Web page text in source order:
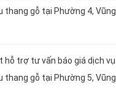
thang gỗ tại Phường 4, Vũng
hỗ trợ tư vấn báo giá dịch vụ
thang gỗ tại Phường 5, Vũng